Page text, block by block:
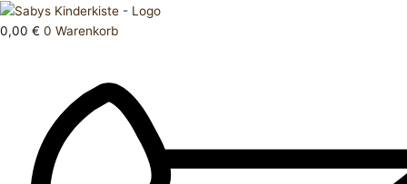
Zum
Inhalt
0,00 € 0 Warenkorb
Products
search
T
Shirt